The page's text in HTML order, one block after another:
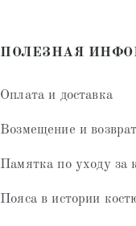
ПОЛЕЗНАЯ
Оплата и доставка
Возмещение и
Памятка по уходу за
Пояса в истории